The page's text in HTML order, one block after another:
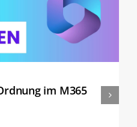
im M365